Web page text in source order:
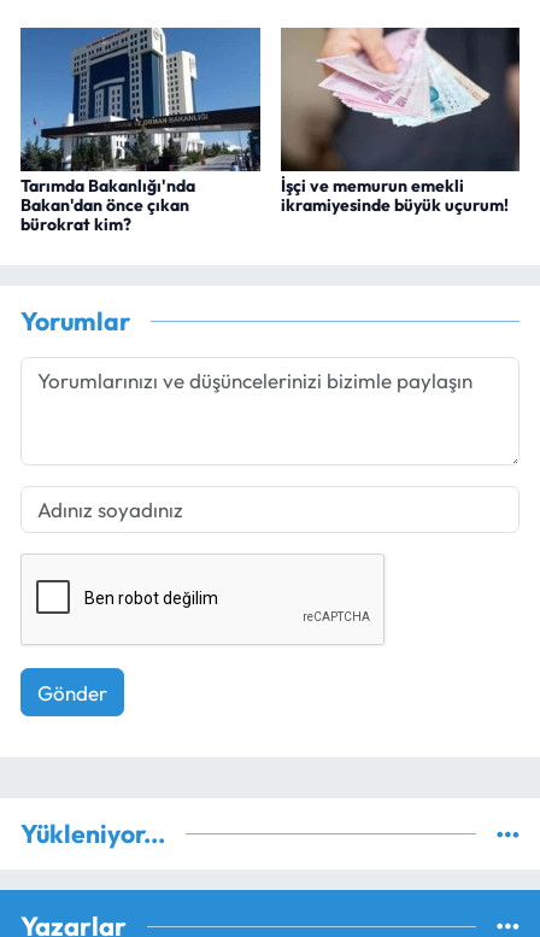
Tarımda Bakanlığı'nda
Bakan'dan önce çıkan
bürokrat kim?
İşçi ve memurun emekli
ikramiyesinde büyük uçurum!
Yorumlar
Gönder
Yükleniyor...
Yazarlar